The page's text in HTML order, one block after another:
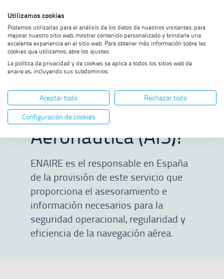
al
menú
al
contenido
al
footer
alto
contraste
Home MOSTRAR OPCIONES DEL CAMINO DE MIGAS
¿Qué es el Servicio de
Información Aeronáutica (AIS)?
¿Qué es el Servicio
de Información
Aeronáutica (AIS)?
ENAIRE es el responsable en España
de la provisión de este servicio que
proporciona el asesoramiento e
información necesarios para la
seguridad operacional, regularidad y
eficiencia de la navegación aérea.
Utilizamos cookies
Podemos utilizarlas para el análisis de los datos de nuestros visitantes, para
mejorar nuestro sitio web, mostrar contenido personalizado y brindarle una
excelente experiencia en el sitio web. Para obtener más información sobre las
cookies que utilizamos, abre los ajustes.
La política de privacidad y de cookies se aplica a todos los sitios web de
enaire.es, incluyendo sus subdominios.
Aceptar todo
Rechazar todo
Configuración de cookies